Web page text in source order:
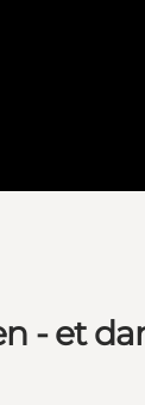
- et